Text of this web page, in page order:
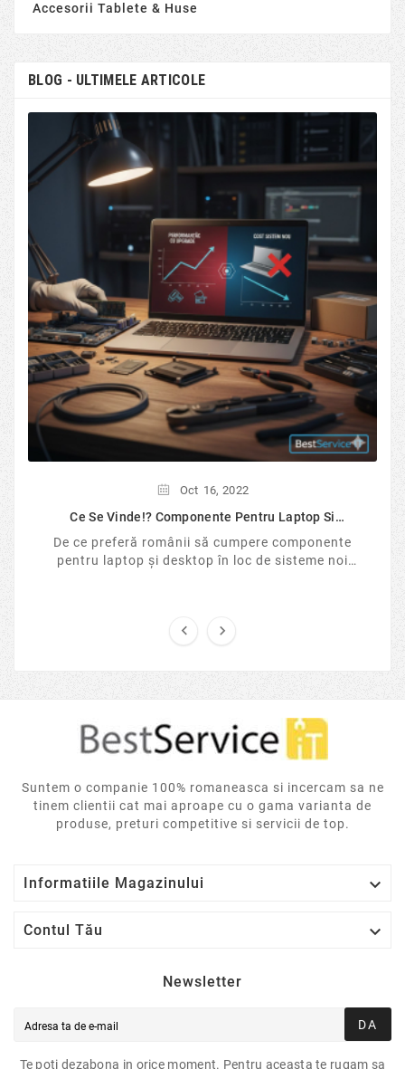
Accesorii Tablete & Huse
BLOG - ULTIMELE ARTICOLE
Oct 16, 2022
Ce Se Vinde!? Componente Pentru Laptop Si
De ce preferă românii să cumpere componente
pentru laptop și desktop în loc de sisteme noi
 
Suntem o companie 100% romaneasca si incercam sa ne
tinem clientii cat mai aproape cu o gama varianta de
produse, preturi competitive si servicii de top.
Informatiile Magazinului 
Contul Tău 
Newsletter
DA
Te poti dezabona in orice moment. Pentru aceasta te rugam sa